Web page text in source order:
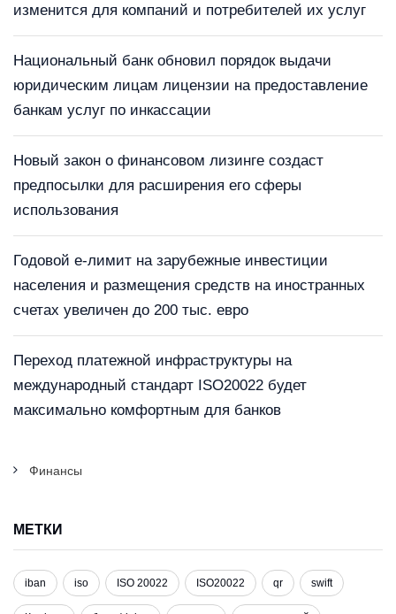
изменится для компаний и потребителей их услуг
Национальный банк обновил порядок выдачи
юридическим лицам лицензии на предоставление
банкам услуг по инкассации
Новый закон о финансовом лизинге создаст
предпосылки для расширения его сферы
использования
Годовой е-лимит на зарубежные инвестиции
населения и размещения средств на иностранных
счетах увеличен до 200 тыс. евро
Переход платежной инфраструктуры на
международный стандарт ISO20022 будет
максимально комфортным для банков
Финансы
МЕТКИ
iban iso ISO 20022 ISO20022 qr swift